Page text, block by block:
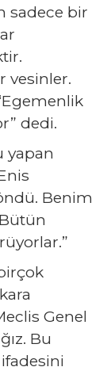
sadece bir
vesinler.
dedi.
yapan
Benim
Genel
Bu
ifadesini